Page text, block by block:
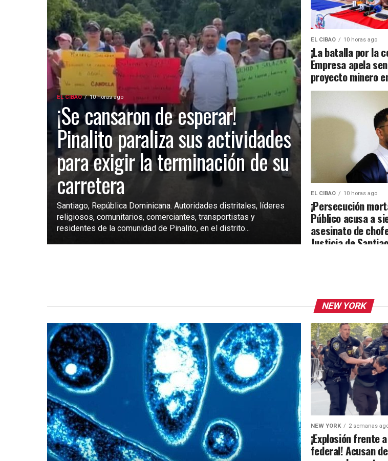
EL CIBAO 10 horas ago
¡Se cansaron de esperar!
Pinalito paraliza sus actividades
para exigir la terminación de su
carretera
Santiago, República Dominicana. Autoridades distritales, líderes
religiosos, comunitarios, comerciantes, transportistas y
residentes de la comunidad de Pinalito, en el distrito...
EL CIBAO 10 horas ago
¡La batalla por la
Empresa apela
proyecto minero
EL CIBAO 10 horas ago
¡Persecución
Público acusa a
asesinato de
Justicia de
NEW YORK
NEW YORK 2 semanas
¡Explosión frente
federal! Acusan